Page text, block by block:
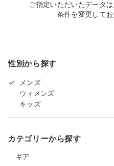
ご指定いただいたデータ
条件を変更してお
性別から探す
メンズ
ウィメンズ
キッズ
カテゴリーから探す
ギア